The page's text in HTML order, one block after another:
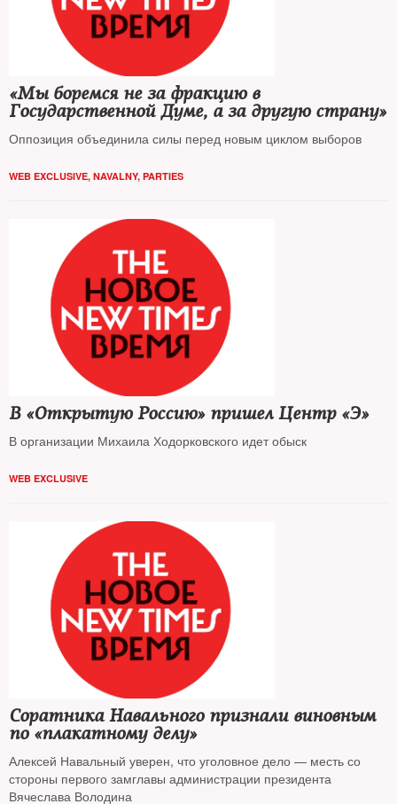
«Мы боремся не за фракцию в
Государственной Думе, а за другую страну»
Оппозиция объединила силы перед новым циклом выборов
WEB EXCLUSIVE, NAVALNY, PARTIES
В «Открытую Россию» пришел Центр «Э»
В организации Михаила Ходорковского идет обыск
WEB EXCLUSIVE
Соратника Навального признали виновным
по «плакатному делу»
Алексей Навальный уверен, что уголовное дело — месть со
стороны первого замглавы администрации президента
Вячеслава Володина